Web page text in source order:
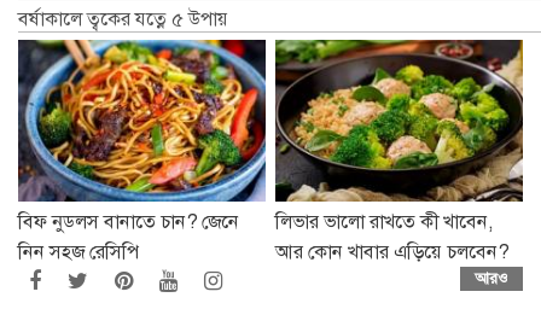
বর্ষাকালে ত্বকের যত্নে ৫ উপায়
বিফ নুডলস বানাতে চান? জেনে
নিন সহজ রেসিপি
লিভার ভালো রাখতে কী খাবেন,
আর কোন খাবার এড়িয়ে চলবেন?
আরও